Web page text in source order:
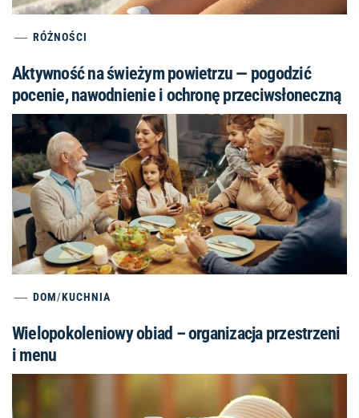
RÓŻNOŚCI
Aktywność na świeżym powietrzu — pogodzić
pocenie, nawodnienie i ochronę przeciwsłoneczną
DOM/KUCHNIA
Wielopokoleniowy obiad – organizacja przestrzeni
i menu